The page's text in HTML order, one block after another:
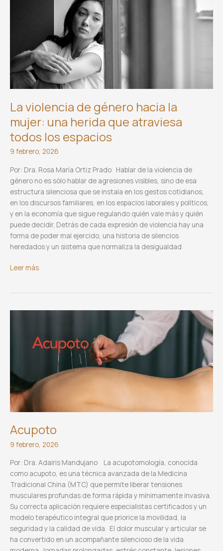
La violencia de género hacia la
mujer: una herida que atraviesa
todos los espacios
9 febrero, 2026
Por: Dra. Rosa María Ortiz Prado Hablar de la violencia de
género no es sólo hablar de agresiones visibles, sino de esa
estructura silenciosa que se instala en los gestos cotidianos,
en los discursos familiares, en los espacios laborales y políticos,
y en la economía que sigue regulando quién vale más y quién
puede decidir. Detrás de cada expresión de violencia hay una
forma de poder mal ejercido, una historia de silencios
heredados y un sistema que normaliza la desigualdad
La
hacia
atraviesa
todos
los
espacios
Leer más
Acupoto
9 febrero, 2026
Por: Dra. Adairis Mandujano La acupotomología, conocida
como acupoto, es una técnica avanzada de la Medicina
Tradicional China (MTC) que permite liberar tensiones
musculares profundas de forma rápida y mínimamente invasiva.
Su correcta aplicación requiere especialistas certificados y un
modelo terapéutico integral que priorice la movilidad, la
seguridad y la calidad de vida. El dolor muscular y articular se
ha convertido en un acompañante silencioso de la vida